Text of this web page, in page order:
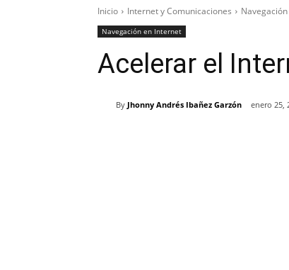
Inicio Internet y Comunicaciones
Navegación en Internet
Acelerar el
By Jhonny Andrés Ibañez Garzón enero 25,